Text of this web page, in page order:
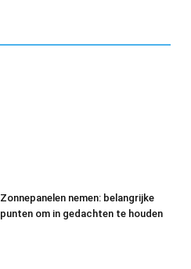
Zonnepanelen nemen: belangrijke
punten om in gedachten te houden